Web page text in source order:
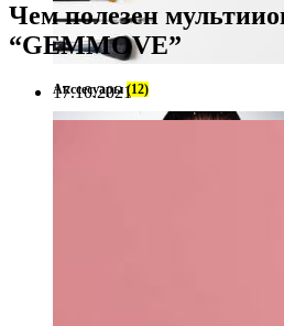
Акссесуары(12)
Чем полезен
“GEMMOVE”
17.10.2021